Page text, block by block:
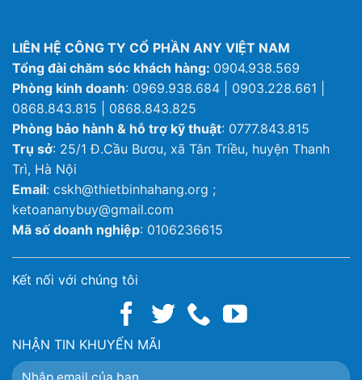
LIÊN HỆ CÔNG TY CỔ PHẦN ANY VIỆT NAM
Tổng đài chăm sóc khách hàng: 0904.938.569
Phòng kinh doanh: 0969.938.684 | 0903.228.661 |
0868.843.815 | 0868.843.825
Phòng bảo hành & hỗ trợ kỹ thuật: 0777.843.815
Trụ sở: 25/1 Đ.Cầu Bươu, xã Tân Triều, huyện Thanh
Trì, Hà Nội
Email: cskh@thietbinhahang.org ;
ketoananybuy@gmail.com
Mã số doanh nghiệp: 0106236615
Kết nối với chúng tôi
NHẬN TIN KHUYẾN MÃI